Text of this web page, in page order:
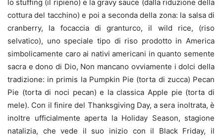
lo stuffing (il ripieno) e la gravy sauce (dalla riduzione della
cottura del tacchino) e poi a seconda della zona: la salsa di
cranberry, la focaccia di granturco, il wild rice, (riso
selvatico), uno speciale tipo di riso prodotto in America
simbolicamente caro ai nativi americani in quanto semente
sacra e dono di Dio, Non mancano ovviamente i dolci della
tradizione: in primis la Pumpkin Pie (torta di zucca) Pecan
Pie (torta di noci pecan) e la classica Apple pie (torta di
mele). Con il finire del Thanksgiving Day, a sera inoltrata, è
inoltre ufficialmente aperta la Holiday Season, stagione
natalizia, che vede il suo inizio con il Black Friday, il